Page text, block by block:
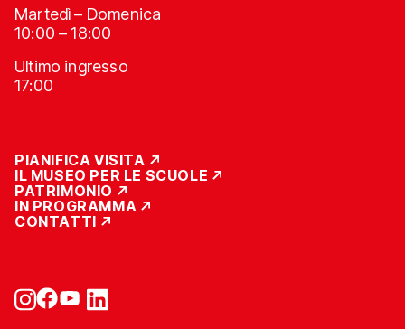
Martedì – Domenica
10:00 – 18:00
Ultimo ingresso
17:00
PIANIFICA VISITA
IL MUSEO PER LE SCUOLE
PATRIMONIO
IN PROGRAMMA
CONTATTI